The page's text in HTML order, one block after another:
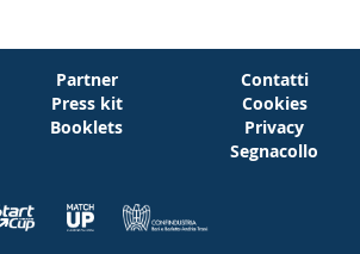
Partner
Press kit
Booklets
Contatti
Cookies
Privacy
Segnacollo